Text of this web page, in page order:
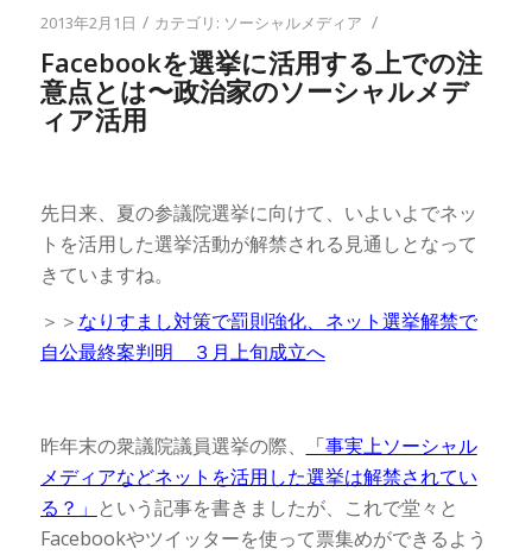
2013年2月1日 / カテゴリ: ソーシャルメディア /
Facebookを選挙に活用する上での注
意点とは〜政治家のソーシャルメデ
ィア活用
先日来、夏の参議院選挙に向けて、いよいよでネッ
トを活用した選挙活動が解禁される見通しとなって
きていますね。
＞＞ なりすまし対策で罰則強化、ネット選挙解禁で
自公最終案判明 ３月上旬成立へ
昨年末の衆議院議員選挙の際、
「事実上ソーシャル
メディアなどネットを活用した選挙は解禁されてい
る？」 という記事を書きましたが、これで堂々と
Facebookやツイッターを使って票集めができるよう